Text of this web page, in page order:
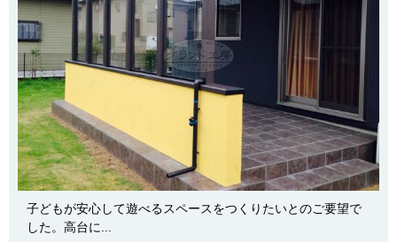
子どもが安心して遊べるスペースをつくりたいとのご要望で
した。高台に...